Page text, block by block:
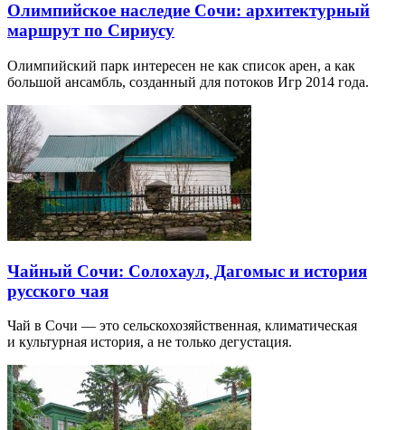
Олимпийское наследие Сочи: архитектурный
маршрут по Сириусу
Олимпийский парк интересен не как список арен, а как
большой ансамбль, созданный для потоков Игр 2014 года.
Чайный Сочи: Солохаул, Дагомыс и история
русского чая
Чай в Сочи — это сельскохозяйственная, климатическая
и культурная история, а не только дегустация.